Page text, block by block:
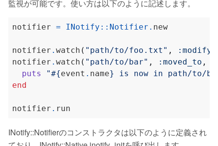
監視が可能です。使い方は以下のように記述します。
notifier = INotify :: Notifier .
notifier . watch ( "path/to/foo.txt" , :modify
notifier . watch ( "path/to/bar" , :moved_to ,
puts
"#{event . name}
is now in path/to/
end
notifier .
INotify::Notifierのコンストラクタは以下のように定義され